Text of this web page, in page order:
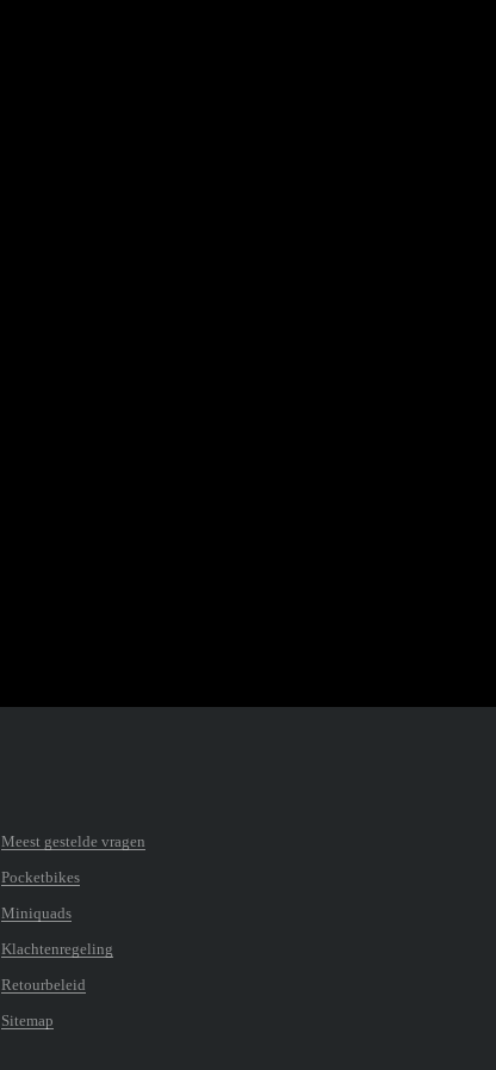
Meest gestelde vragen
Pocketbikes
Miniquads
Klachtenregeling
Retourbeleid
Sitemap